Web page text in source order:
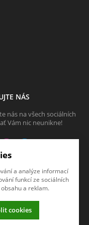
NÁS
nás na všech sociálních
Vám nic neunikne!
a.s.
firmu.
a analýze informací
funkcí ze sociálních
a reklam.
cookies